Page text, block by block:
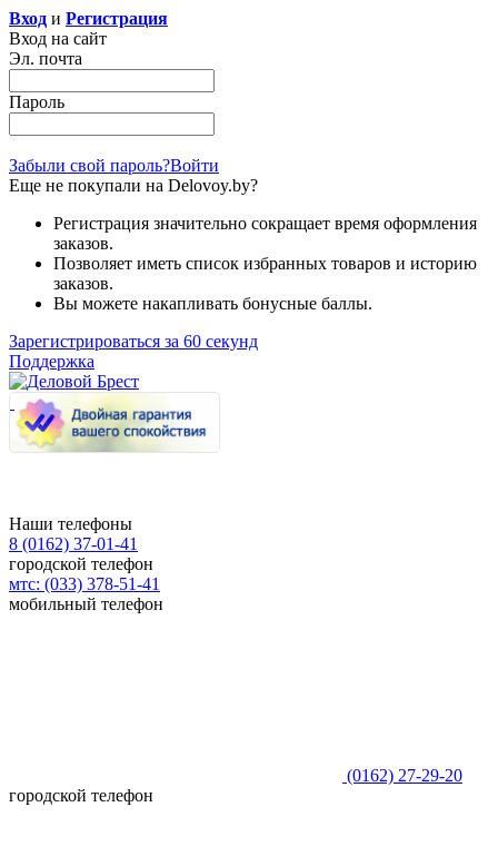
Вход и Регистрация
Вход на сайт
Эл. почта
Пароль
Забыли свой пароль?Войти
Еще не покупали на Delovoy.by?
Регистрация значительно сокращает время оформления
заказов.
Позволяет иметь список избранных товаров и историю
заказов.
Вы можете накапливать бонусные баллы.
Зарегистрироваться за 60 секунд
Поддержка
Наши телефоны
8 (0162) 37-01-41
городской телефон
мтс: (033) 378-51-41
мобильный телефон
(0162) 27-29-20
городской телефон